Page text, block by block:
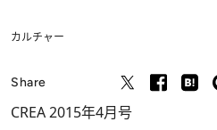
カルチャー
Share
CREA 2015年4月号